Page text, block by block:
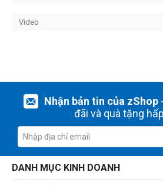
Video
Nhận bản tin của zShop
đãi và quà tặng
DANH MỤC KINH DOANH